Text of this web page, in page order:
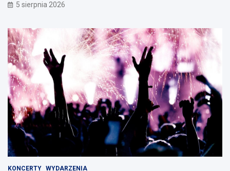
5 sierpnia 2026
KONCERTY WYDARZENIA